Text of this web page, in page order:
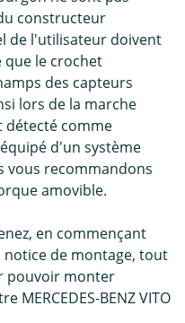
constructeur
de l'utilisateur doivent
que le crochet
des capteurs
lors de la marche
détecté comme
d'un système
vous recommandons
amovible.
en commençant
de montage, tout
pouvoir monter
BENZ VITO